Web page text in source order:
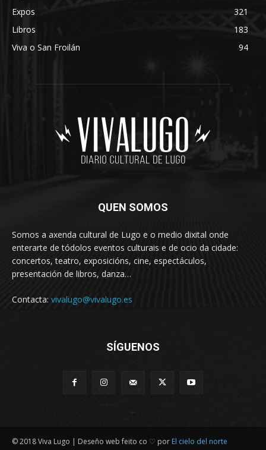
Expos
321
Libros
183
Viva o San Froilán
94
QUEN SOMOS
Somos a axenda cultural de Lugo e o medio dixital onde
enterarte de tódolos eventos culturais e de ocio da cidade:
concertos, teatro, exposicións, cine, espectáculos,
presentación de libros, danza…
Contacta: vivalugo@vivalugo.es
SÍGUENOS
© 2018 Viva Lugo | Deseño web feito co ♡ por El cielo del norte